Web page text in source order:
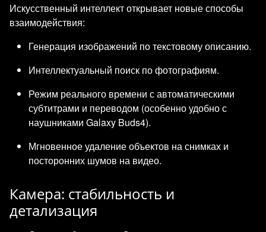
Искусственный интеллект открывает новые способы
взаимодействия:
Генерация изображений по текстовому описанию.
Интеллектуальный поиск по фотографиям.
Режим реального времени с автоматическими
субтитрами и переводом (особенно удобно с
наушниками Galaxy Buds4).
Мгновенное удаление объектов на снимках и
посторонних шумов на видео.
Камера: стабильность и
детализация